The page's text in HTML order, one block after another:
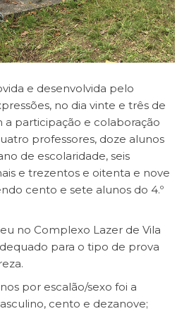
e desenvolvida pelo
no dia vinte e três de
participação e colaboração
professores, doze alunos
de escolaridade, seis
e trezentos e oitenta e nove
cento e sete alunos do 4.º
no Complexo Lazer de Vila
para o tipo de prova
por escalão/sexo foi a
cento e dezanove;